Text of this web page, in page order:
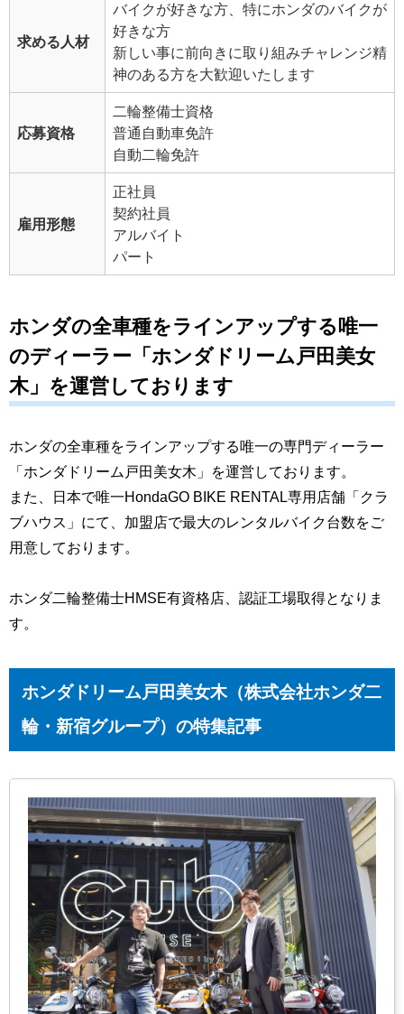
求める人材
バイクが好きな方、特にホンダのバイクが
好きな方
新しい事に前向きに取り組みチャレンジ精
神のある方を大歓迎いたします
応募資格
二輪整備士資格
普通自動車免許
自動二輪免許
雇用形態
正社員
契約社員
アルバイト
パート
ホンダの全車種をラインアップする唯一
のディーラー「ホンダドリーム戸田美女
木」を運営しております
ホンダの全車種をラインアップする唯一の専門ディーラー
「ホンダドリーム戸田美女木」を運営しております。
また、日本で唯一HondaGO BIKE RENTAL専用店舗「クラ
ブハウス」にて、加盟店で最大のレンタルバイク台数をご
用意しております。
ホンダ二輪整備士HMSE有資格店、認証工場取得となりま
す。
ホンダドリーム戸田美女木（株式会社ホンダ二
輪・新宿グループ）の特集記事